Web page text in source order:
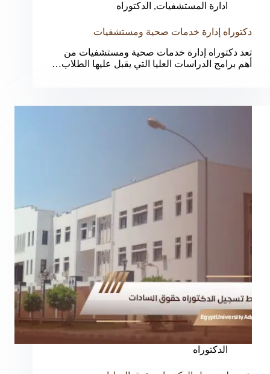
ادارة المستشفيات, الدكتوراه
دكتوراه إدارة خدمات صحية ومستشفيات
تعد دكتوراه إدارة خدمات صحية ومستشفيات من
أهم برامج الدراسات العليا التي يقبل عليها الطلاب…
الدكتوراه